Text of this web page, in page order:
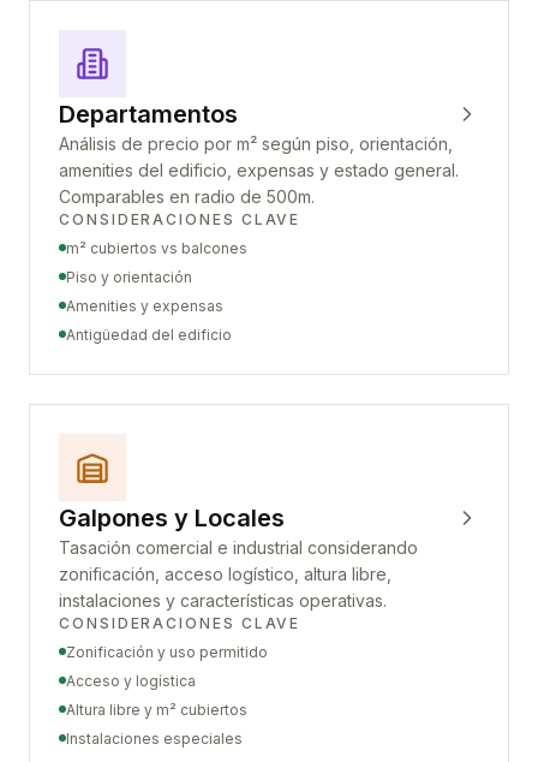
Departamentos
Análisis de precio por m² según piso, orientación,
amenities del edificio, expensas y estado general.
Comparables en radio de 500m.
CONSIDERACIONES CLAVE
m² cubiertos vs balcones
Piso y orientación
Amenities y expensas
Antigüedad del edificio
Galpones y Locales
Tasación comercial e industrial considerando
zonificación, acceso logístico, altura libre,
instalaciones y características operativas.
CONSIDERACIONES CLAVE
Zonificación y uso permitido
Acceso y logística
Altura libre y m² cubiertos
Instalaciones especiales